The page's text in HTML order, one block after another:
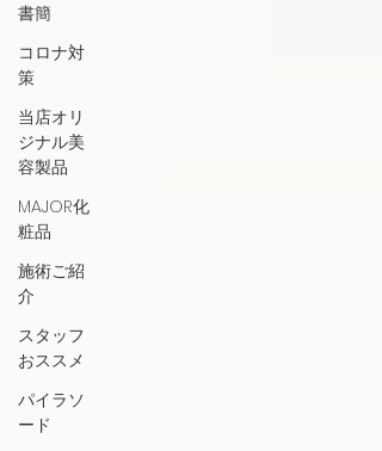
書簡
コロナ対
策
当店オリ
ジナル美
容製品
MAJOR化
粧品
施術ご紹
介
スタッフ
おススメ
パイラソ
ード